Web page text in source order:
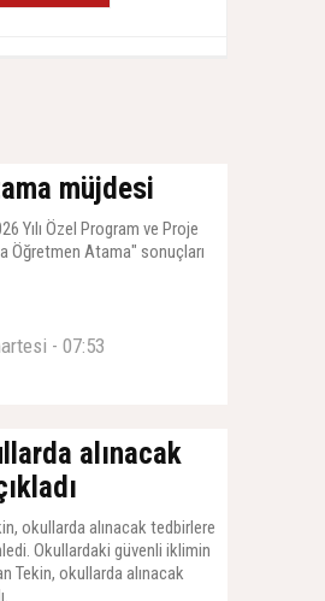
müjdesi
Yılı Özel Program ve Proje
Öğretmen Atama" sonuçları
- 07:53
alınacak
okullarda alınacak tedbirlere
Okullardaki güvenli iklimin
Tekin, okullarda alınacak